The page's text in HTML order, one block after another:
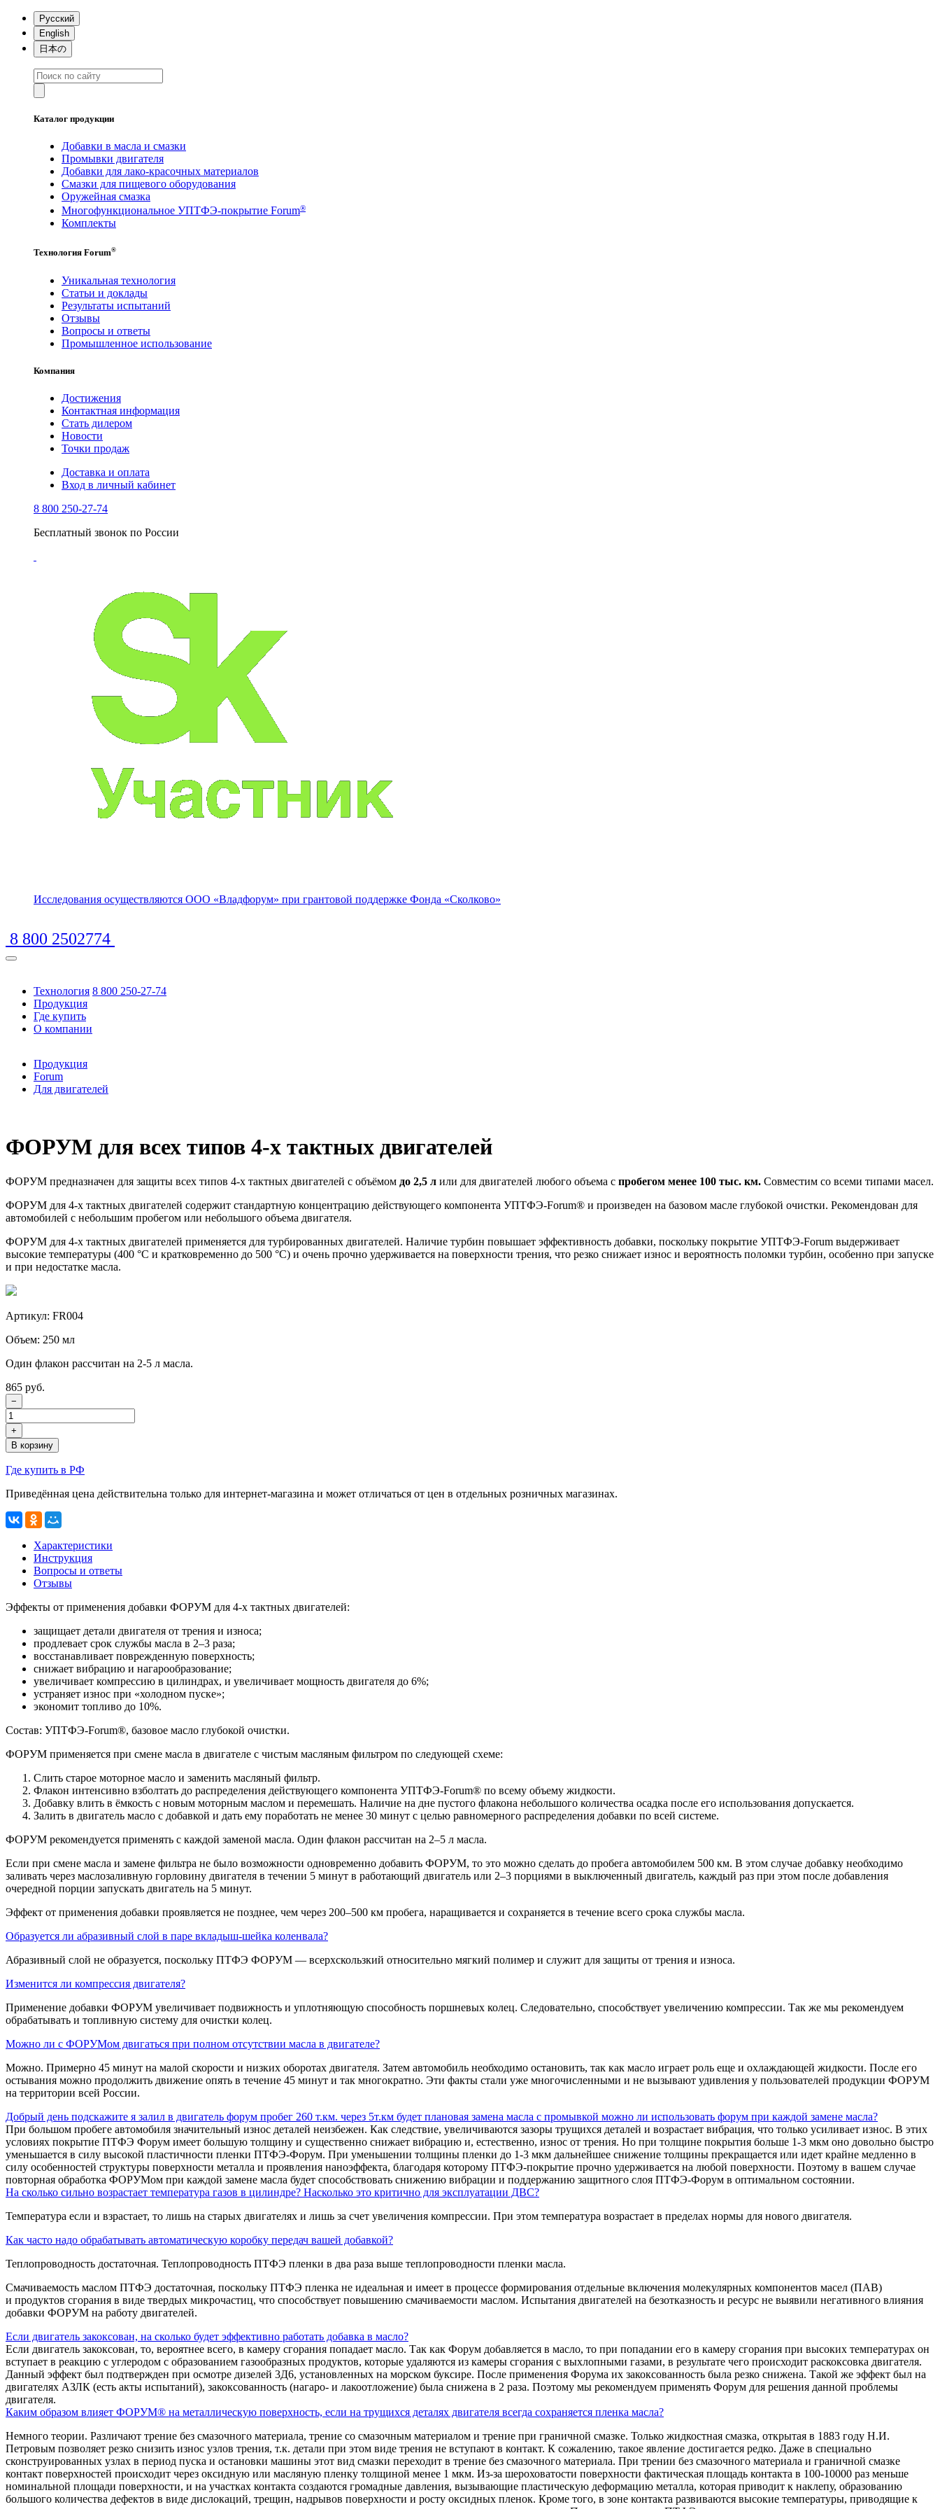
Русский
English
日本の
Каталог продукции
Добавки в масла и смазки
Промывки двигателя
Добавки для лако-красочных материалов
Смазки для пищевого оборудования
Оружейная смазка
Многофункциональное УПТФЭ-покрытие Forum®
Комплекты
Технология Forum®
Уникальная технология
Статьи и доклады
Результаты испытаний
Отзывы
Вопросы и ответы
Промышленное использование
Компания
Достижения
Контактная информация
Стать дилером
Новости
Точки продаж
Доставка и оплата
Вход в личный кабинет
8 800 250-27-74
Бесплатный звонок по России
Исследования осуществляются ООО «Владфорум» при грантовой поддержке Фонда «Сколково»
8 800 2502774
Технология
Продукция
Где купить
О компании
8 800 250-27-74
Продукция
Forum
Для двигателей
ФОРУМ для всех типов 4-х тактных двигателей
ФОРУМ предназначен для защиты всех типов 4-х тактных двигателей с объёмом до 2,5 л или для двигателей любого объема с пробегом менее 100 тыс. км. Совместим со всеми типами масел.
ФОРУМ для 4-х тактных двигателей содержит стандартную концентрацию действующего компонента УПТФЭ-Forum® и произведен на базовом масле глубокой очистки. Рекомендован для
автомобилей с небольшим пробегом или небольшого объема двигателя.
ФОРУМ для 4-х тактных двигателей применяется для турбированных двигателей. Наличие турбин повышает эффективность добавки, поскольку покрытие УПТФЭ-Forum выдерживает
высокие температуры (400 °C и кратковременно до 500 °С) и очень прочно удерживается на поверхности трения, что резко снижает износ и вероятность поломки турбин, особенно при запуске
и при недостатке масла.
Артикул: FR004
Объем: 250 мл
Один флакон рассчитан на 2-5 л масла.
865 руб.
−
+
В корзину
Где купить в РФ
Приведённая цена действительна только для интернет-магазина и может отличаться от цен в отдельных розничных магазинах.
Характеристики
Инструкция
Вопросы и ответы
Отзывы
Эффекты от применения добавки ФОРУМ для 4-х тактных двигателей:
защищает детали двигателя от трения и износа;
продлевает срок службы масла в 2–3 раза;
восстанавливает поврежденную поверхность;
снижает вибрацию и нагарообразование;
увеличивает компрессию в цилиндрах, и увеличивает мощность двигателя до 6%;
устраняет износ при «холодном пуске»;
экономит топливо до 10%.
Состав: УПТФЭ-Forum®, базовое масло глубокой очистки.
ФОРУМ применяется при смене масла в двигателе с чистым масляным фильтром по следующей схеме:
Слить старое моторное масло и заменить масляный фильтр.
Флакон интенсивно взболтать до распределения действующего компонента УПТФЭ-Forum® по всему объему жидкости.
Добавку влить в ёмкость с новым моторным маслом и перемешать. Наличие на дне пустого флакона небольшого количества осадка после его использования допускается.
Залить в двигатель масло с добавкой и дать ему поработать не менее 30 минут с целью равномерного распределения добавки по всей системе.
ФОРУМ рекомендуется применять с каждой заменой масла. Один флакон рассчитан на 2–5 л масла.
Если при смене масла и замене фильтра не было возможности одновременно добавить ФОРУМ, то это можно сделать до пробега автомобилем 500 км. В этом случае добавку необходимо
заливать через маслозаливную горловину двигателя в течении 5 минут в работающий двигатель или 2–3 порциями в выключенный двигатель, каждый раз при этом после добавления
очередной порции запускать двигатель на 5 минут.
Эффект от применения добавки проявляется не позднее, чем через 200–500 км пробега, наращивается и сохраняется в течение всего срока службы масла.
Образуется ли абразивный слой в паре вкладыш-шейка коленвала?
Абразивный слой не образуется, поскольку ПТФЭ ФОРУМ — всерхскользкий относительно мягкий полимер и служит для защиты от трения и износа.
Изменится ли компрессия двигателя?
Применение добавки ФОРУМ увеличивает подвижность и уплотняющую способность поршневых колец. Следовательно, способствует увеличению компрессии. Так же мы рекомендуем
обрабатывать и топливную систему для очистки колец.
Можно ли с ФОРУМом двигаться при полном отсутствии масла в двигателе?
Можно. Примерно 45 минут на малой скорости и низких оборотах двигателя. Затем автомобиль необходимо остановить, так как масло играет роль еще и охлаждающей жидкости. После его
остывания можно продолжить движение опять в течение 45 минут и так многократно. Эти факты стали уже многочисленными и не вызывают удивления у пользователей продукции ФОРУМ
на территории всей России.
Добрый день подскажите я залил в двигатель форум пробег 260 т.км. через 5т.км будет плановая замена масла с промывкой можно ли использовать форум при каждой замене масла?
При большом пробеге автомобиля значительный износ деталей неизбежен. Как следствие, увеличиваются зазоры трущихся деталей и возрастает вибрация, что только усиливает износ. В этих
условиях покрытие ПТФЭ Форум имеет большую толщину и существенно снижает вибрацию и, естественно, износ от трения. Но при толщине покрытия больше 1-3 мкм оно довольно быстро
уменьшается в силу высокой пластичности пленки ПТФЭ-Форум. При уменьшении толщины пленки до 1-3 мкм дальнейшее снижение толщины прекращается или идет крайне медленно в
силу особенностей структуры поверхности металла и проявления наноэффекта, благодаря которому ПТФЭ-покрытие прочно удерживается на любой поверхности. Поэтому в вашем случае
повторная обработка ФОРУМом при каждой замене масла будет способствовать снижению вибрации и поддержанию защитного слоя ПТФЭ-Форум в оптимальном состоянии.
На сколько сильно возрастает температура газов в цилиндре? Насколько это критично для эксплуатации ДВС?
Температура если и взрастает, то лишь на старых двигателях и лишь за счет увеличения компрессии. При этом температура возрастает в пределах нормы для нового двигателя.
Как часто надо обрабатывать автоматическую коробку передач вашей добавкой?
Теплопроводность достаточная. Теплопроводность ПТФЭ пленки в два раза выше теплопроводности пленки масла.
Смачиваемость маслом ПТФЭ достаточная, поскольку ПТФЭ пленка не идеальная и имеет в процессе формирования отдельные включения молекулярных компонентов масел (ПАВ)
и продуктов сгорания в виде твердых микрочастиц, что способствует повышению смачиваемости маслом. Испытания двигателей на безотказность и ресурс не выявили негативного влияния
добавки ФОРУМ на работу двигателей.
Если двигатель закоксован, на сколько будет эффективно работать добавка в масло?
Если двигатель закоксован, то, вероятнее всего, в камеру сгорания попадает масло. Так как Форум добавляется в масло, то при попадании его в камеру сгорания при высоких температурах он
вступает в реакцию с углеродом с образованием газообразных продуктов, которые удаляются из камеры сгорания с выхлопными газами, в результате чего происходит раскоксовка двигателя.
Данный эффект был подтвержден при осмотре дизелей 3Д6, установленных на морском буксире. После применения Форума их закоксованность была резко снижена. Такой же эффект был на
двигателях АЗЛК (есть акты испытаний), закоксованность (нагаро- и лакоотложение) была снижена в 2 раза. Поэтому мы рекомендуем применять Форум для решения данной проблемы
двигателя.
Каким образом влияет ФОРУМ® на металлическую поверхность, если на трущихся деталях двигателя всегда сохраняется пленка масла?
Немного теории. Различают трение без смазочного материала, трение со смазочным материалом и трение при граничной смазке. Только жидкостная смазка, открытая в 1883 году Н.И.
Петровым позволяет резко снизить износ узлов трения, т.к. детали при этом виде трения не вступают в контакт. К сожалению, такое явление достигается редко. Даже в специально
сконструированных узлах в период пуска и остановки машины этот вид смазки переходит в трение без смазочного материала. При трении без смазочного материала и граничной смазке
контакт поверхностей происходит через оксидную или масляную пленку толщиной менее 1 мкм. Из-за шероховатости поверхности фактическая площадь контакта в 100-10000 раз меньше
номинальной площади поверхности, и на участках контакта создаются громадные давления, вызывающие пластическую деформацию металла, которая приводит к наклепу, образованию
большого количества дефектов в виде дислокаций, трещин, надрывов поверхности и росту оксидных пленок. Кроме того, в зоне контакта развиваются высокие температуры, приводящие к